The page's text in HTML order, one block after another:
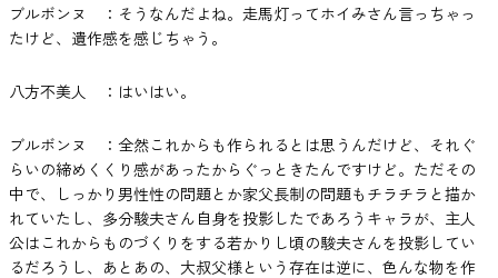
ブルボンヌ ：そうなんだよね。走馬灯ってホイみさん言っちゃっ
たけど、遺作感を感じちゃう。
八方不美人 ：はいはい。
ブルボンヌ ：全然これからも作られるとは思うんだけど、それぐ
らいの締めくくり感があったからぐっときたんですけど。ただその
中で、しっかり男性性の問題とか家父長制の問題もチラチラと描か
れていたし、多分駿夫さん自身を投影したであろうキャラが、主人
公はこれからものづくりをする若かりし頃の駿夫さんを投影してい
るだろうし、あとあの、大叔父様という存在は逆に、色んな物を作